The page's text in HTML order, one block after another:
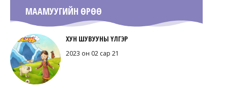
МААМУУГИЙН ӨРӨӨ
ХУН ШУВУУНЫ ҮЛГЭР
2023 он 02 сар 21